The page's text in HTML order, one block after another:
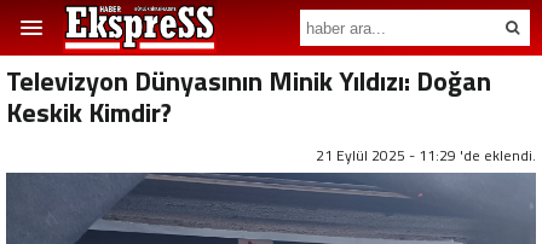
Televizyon Dünyasının Minik Yıldızı: Doğan
Keskik Kimdir?
21 Eylül 2025 - 11:29 'de eklendi.